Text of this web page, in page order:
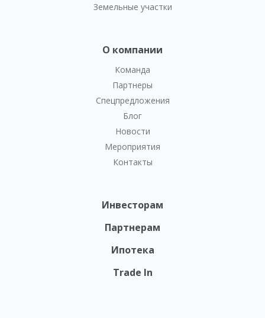
Земельные участки
О компании
Команда
Партнеры
Спецпредложения
Блог
Новости
Мероприятия
Контакты
Инвесторам
Партнерам
Ипотека
Trade In